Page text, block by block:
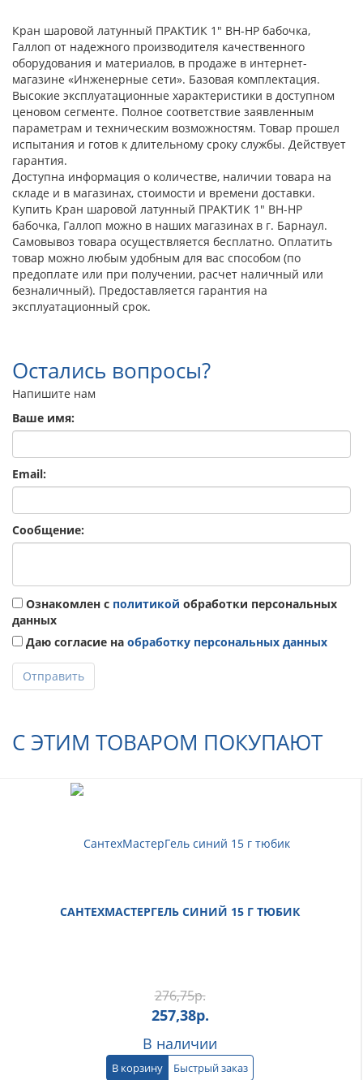
Кран шаровой латунный ПРАКТИК 1" ВН-НР бабочка,
Галлоп от надежного производителя качественного
оборудования и материалов, в продаже в интернет-
магазине «Инженерные сети». Базовая комплектация.
Высокие эксплуатационные характеристики в доступном
ценовом сегменте. Полное соответствие заявленным
параметрам и техническим возможностям. Товар прошел
испытания и готов к длительному сроку службы. Действует
гарантия.
Доступна информация о количестве, наличии товара на
складе и в магазинах, стоимости и времени доставки.
Купить Кран шаровой латунный ПРАКТИК 1" ВН-НР
бабочка, Галлоп можно в наших магазинах в г. Барнаул.
Самовывоз товара осуществляется бесплатно. Оплатить
товар можно любым удобным для вас способом (по
предоплате или при получении, расчет наличный или
безналичный). Предоставляется гарантия на
эксплуатационный срок.
Остались вопросы?
Напишите нам
Ваше имя:
Email:
Сообщение:
Ознакомлен с политикой обработки персональных
данных
Даю согласие на обработку персональных данных
Отправить
С ЭТИМ ТОВАРОМ ПОКУПАЮТ
САНТЕХМАСТЕРГЕЛЬ СИНИЙ 15 Г ТЮБИК
276,75р.
257,38р.
В наличии
В корзину Быстрый заказ